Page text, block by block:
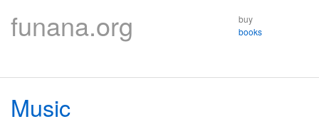
funana.org
buy
books
Music